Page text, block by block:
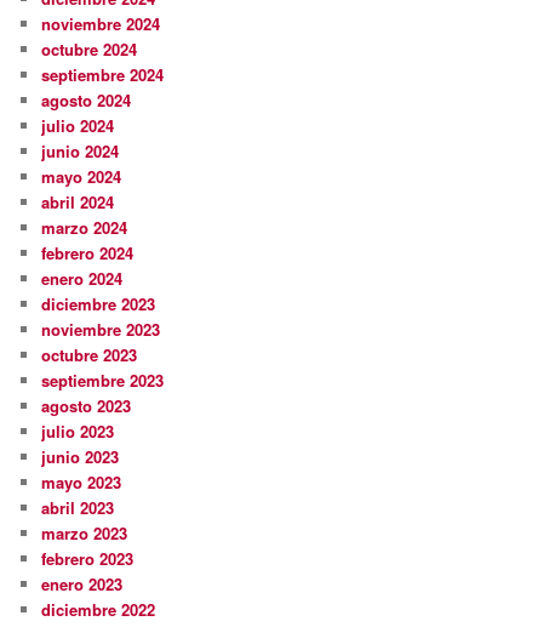
noviembre 2024
octubre 2024
septiembre 2024
agosto 2024
julio 2024
junio 2024
mayo 2024
abril 2024
marzo 2024
febrero 2024
enero 2024
diciembre 2023
noviembre 2023
octubre 2023
septiembre 2023
agosto 2023
julio 2023
junio 2023
mayo 2023
abril 2023
marzo 2023
febrero 2023
enero 2023
diciembre 2022